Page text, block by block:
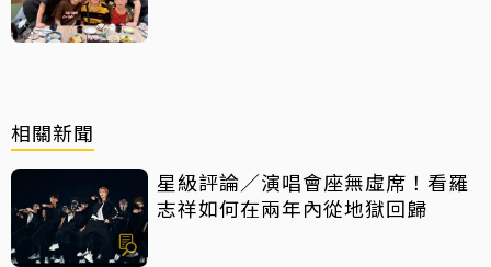
相關新聞
星級評論／演唱會座無虛席！看羅
志祥如何在兩年內從地獄回歸